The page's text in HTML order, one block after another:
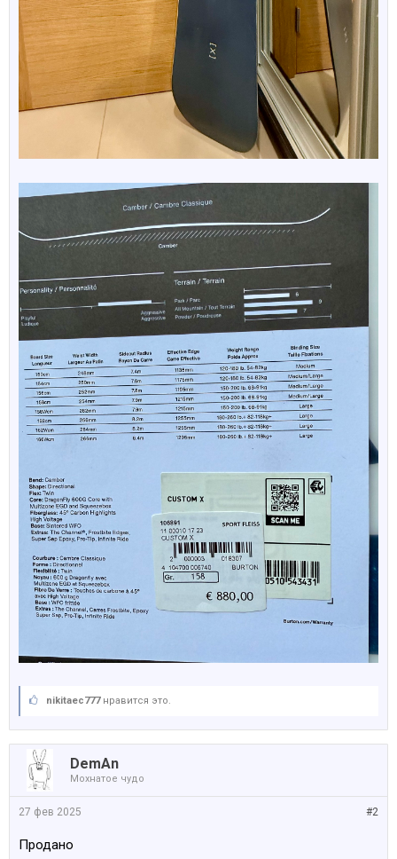
nikitaec777нравится это.
DemAn
Мохнатое чудо
#2
27 фев 2025
Продано